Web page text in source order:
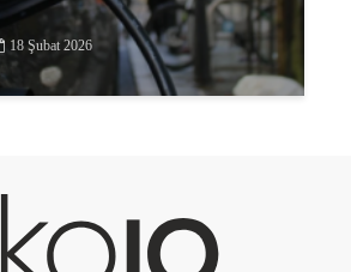
18 Şubat 2026